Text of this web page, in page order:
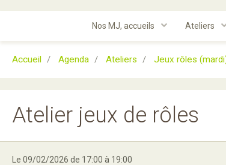
Nos MJ, accueils Ateliers
Accueil Agenda Ateliers Jeux rôles
Atelier jeux de rôles
Le 09/02/2026 de 17:00 à 19:00